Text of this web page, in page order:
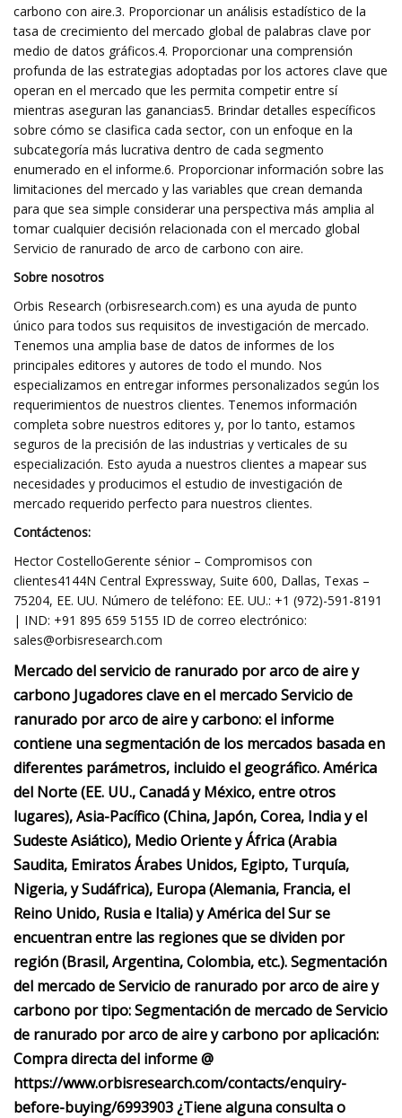
carbono con aire.3. Proporcionar un análisis estadístico de la
tasa de crecimiento del mercado global de palabras clave por
medio de datos gráficos.4. Proporcionar una comprensión
profunda de las estrategias adoptadas por los actores clave que
operan en el mercado que les permita competir entre sí
mientras aseguran las ganancias5. Brindar detalles específicos
sobre cómo se clasifica cada sector, con un enfoque en la
subcategoría más lucrativa dentro de cada segmento
enumerado en el informe.6. Proporcionar información sobre las
limitaciones del mercado y las variables que crean demanda
para que sea simple considerar una perspectiva más amplia al
tomar cualquier decisión relacionada con el mercado global
Servicio de ranurado de arco de carbono con aire.
Sobre nosotros
Orbis Research (orbisresearch.com) es una ayuda de punto
único para todos sus requisitos de investigación de mercado.
Tenemos una amplia base de datos de informes de los
principales editores y autores de todo el mundo. Nos
especializamos en entregar informes personalizados según los
requerimientos de nuestros clientes. Tenemos información
completa sobre nuestros editores y, por lo tanto, estamos
seguros de la precisión de las industrias y verticales de su
especialización. Esto ayuda a nuestros clientes a mapear sus
necesidades y producimos el estudio de investigación de
mercado requerido perfecto para nuestros clientes.
Contáctenos:
Hector CostelloGerente sénior – Compromisos con
clientes4144N Central Expressway, Suite 600, Dallas, Texas –
75204, EE. UU. Número de teléfono: EE. UU.: +1 (972)-591-8191
| IND: +91 895 659 5155 ID de correo electrónico:
sales@orbisresearch.com
Mercado del servicio de ranurado por arco de aire y
carbono Jugadores clave en el mercado Servicio de
ranurado por arco de aire y carbono: el informe
contiene una segmentación de los mercados basada en
diferentes parámetros, incluido el geográfico. América
del Norte (EE. UU., Canadá y México, entre otros
lugares), Asia-Pacífico (China, Japón, Corea, India y el
Sudeste Asiático), Medio Oriente y África (Arabia
Saudita, Emiratos Árabes Unidos, Egipto, Turquía,
Nigeria, y Sudáfrica), Europa (Alemania, Francia, el
Reino Unido, Rusia e Italia) y América del Sur se
encuentran entre las regiones que se dividen por
región (Brasil, Argentina, Colombia, etc.). Segmentación
del mercado de Servicio de ranurado por arco de aire y
carbono por tipo: Segmentación de mercado de Servicio
de ranurado por arco de aire y carbono por aplicación:
Compra directa del informe @
https://www.orbisresearch.com/contacts/enquiry-
before-buying/6993903 ¿Tiene alguna consulta o